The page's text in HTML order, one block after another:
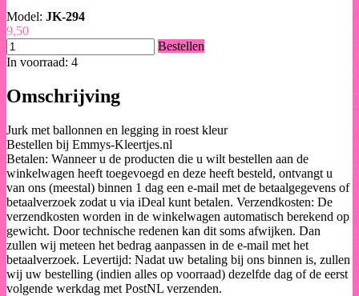
Model: JK-294
9,50
Bestellen
In voorraad: 4
Omschrijving
Jurk met ballonnen en legging in roest kleur
Bestellen bij Emmys-Kleertjes.nl
Betalen: Wanneer u de producten die u wilt bestellen aan de
winkelwagen heeft toegevoegd en deze heeft besteld, ontvangt u
van ons (meestal) binnen 1 dag een e-mail met de betaalgegevens of
betaalverzoek zodat u via iDeal kunt betalen. Verzendkosten: De
verzendkosten worden in de winkelwagen automatisch berekend op
gewicht. Door technische redenen kan dit soms afwijken. Dan
zullen wij meteen het bedrag aanpassen in de e-mail met het
betaalverzoek. Levertijd: Nadat uw betaling bij ons binnen is, zullen
wij uw bestelling (indien alles op voorraad) dezelfde dag of de eerst
volgende werkdag met PostNL verzenden.